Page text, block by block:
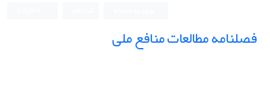
فصلنامه مطالعات منافع ملی